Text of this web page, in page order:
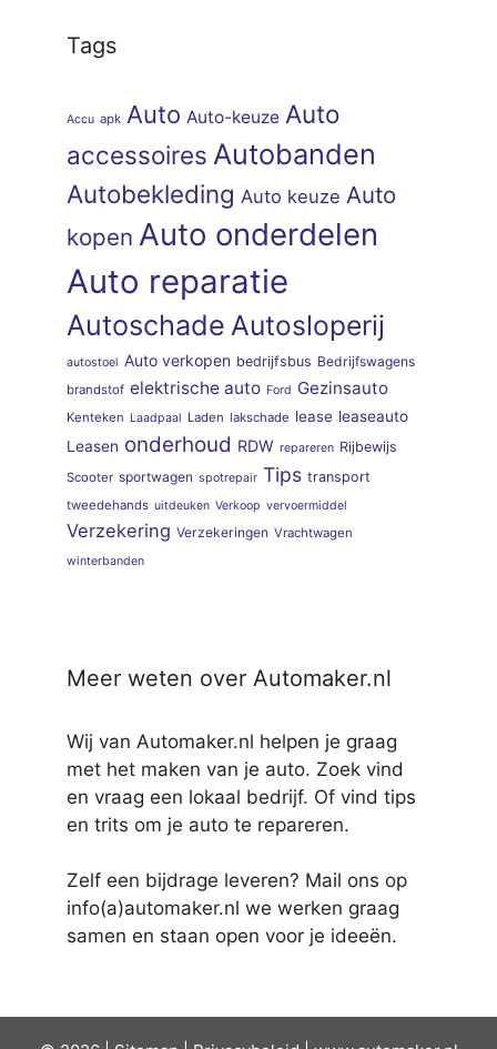
Tags
Accu apk Auto Auto-keuze Auto
accessoires Autobanden
Autobekleding Auto keuze Auto
kopen Auto onderdelen
Auto reparatie
Autoschade Autosloperij
autostoel Auto verkopen bedrijfsbus Bedrijfswagens
brandstof elektrische auto Ford Gezinsauto
Kenteken Laadpaal Laden lakschade lease leaseauto
Leasen onderhoud RDW repareren Rijbewijs
Scooter sportwagen spotrepair Tips transport
tweedehands uitdeuken Verkoop vervoermiddel
Verzekering Verzekeringen Vrachtwagen
winterbanden
Meer weten over Automaker.nl
Wij van Automaker.nl helpen je graag
met het maken van je auto. Zoek vind
en vraag een lokaal bedrijf. Of vind tips
en trits om je auto te repareren.
Zelf een bijdrage leveren? Mail ons op
info(a)automaker.nl we werken graag
samen en staan open voor je ideeën.